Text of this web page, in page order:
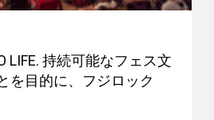
LIFE. 持続可能なフェス文
を目的に、フジロック